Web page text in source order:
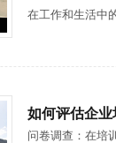
在工作和生活中
如何评估企业
问卷调查：在培